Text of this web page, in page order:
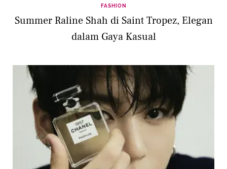
FASHION
Summer Raline Shah di Saint Tropez, Elegan
dalam Gaya Kasual